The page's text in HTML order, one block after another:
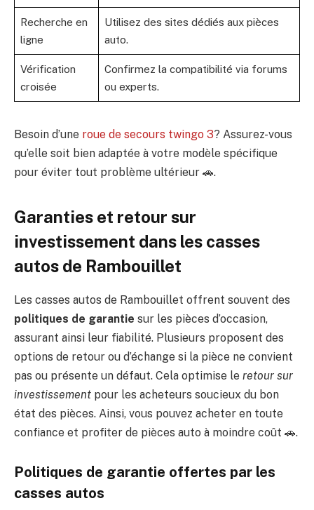
Recherche en
ligne
Utilisez des sites dédiés aux pièces
auto.
Vérification
croisée
Confirmez la compatibilité via forums
ou experts.
Besoin d’une roue de secours twingo 3? Assurez-vous
qu’elle soit bien adaptée à votre modèle spécifique
pour éviter tout problème ultérieur 🚗.
Garanties et retour sur
investissement dans les casses
autos de Rambouillet
Les casses autos de Rambouillet offrent souvent des
politiques de garantie sur les pièces d’occasion,
assurant ainsi leur fiabilité. Plusieurs proposent des
options de retour ou d’échange si la pièce ne convient
pas ou présente un défaut. Cela optimise le retour sur
investissement pour les acheteurs soucieux du bon
état des pièces. Ainsi, vous pouvez acheter en toute
confiance et profiter de pièces auto à moindre coût 🚗.
Politiques de garantie offertes par les
casses autos